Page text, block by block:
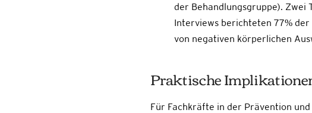
der Behandlungsgruppe).
Interviews berichteten 77%
von negativen körperlichen
Praktische
Für Fachkräfte in der Prävention